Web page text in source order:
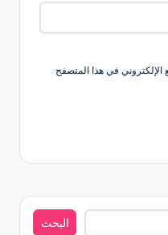
الإلكتروني في هذا المتصفح
البحث